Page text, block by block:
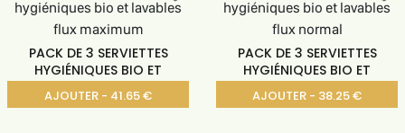
PACK DE 3 SERVIETTES
HYGIÉNIQUES BIO ET
AJOUTER - 41.65 €
PACK DE 3 SERVIETTES
HYGIÉNIQUES BIO ET
AJOUTER - 38.25 €